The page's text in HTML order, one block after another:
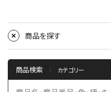
商品を探す
商品検索